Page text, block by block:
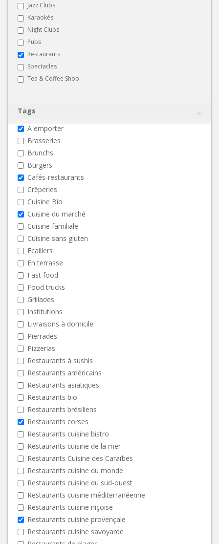
Jazz Clubs
Karaokés
Night Clubs
Pubs
Restaurants
Spectacles
Tea & Coffee Shop
Tags
A emporter
Brasseries
Brunchs
Burgers
Cafés-restaurants
Crêperies
Cuisine Bio
Cuisine du marché
Cuisine familiale
Cuisine sans gluten
Ecaiilers
En terrasse
Fast food
Food trucks
Grillades
Institutions
Livraisons à domicile
Pierrades
Pizzerias
Restaurants à sushis
Restaurants américains
Restaurants asiatiques
Restaurants bio
Restaurants brésiliens
Restaurants corses
Restaurants cuisine bistro
Restaurants cuisine de la mer
Restaurants Cuisine des Caraïbes
Restaurants cuisine du monde
Restaurants cuisine du sud-ouest
Restaurants cuisine méditerranéenne
Restaurants cuisine niçoise
Restaurants cuisine provençale
Restaurants cuisine savoyarde